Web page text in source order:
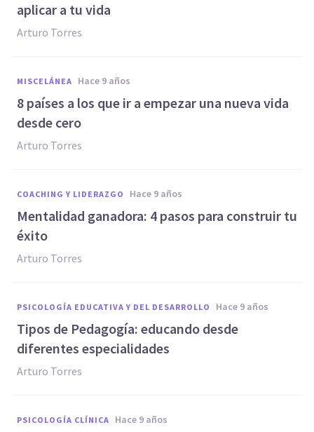
aplicar a tu vida
Arturo Torres
MISCELÁNEA hace 9 años
​8 países a los que ir a empezar una nueva vida
desde cero
Arturo Torres
COACHING Y LIDERAZGO hace 9 años
Mentalidad ganadora: 4 pasos para construir tu
éxito
Arturo Torres
PSICOLOGÍA EDUCATIVA Y DEL DESARROLLO hace 9 años
Tipos de Pedagogía: educando desde
diferentes especialidades
Arturo Torres
PSICOLOGÍA CLÍNICA hace 9 años